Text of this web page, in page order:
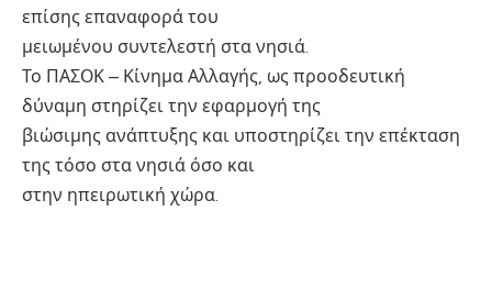
επίσης επαναφορά του
μειωμένου συντελεστή στα νησιά.
Το ΠΑΣΟΚ – Κίνημα Αλλαγής, ως προοδευτική
δύναμη στηρίζει την εφαρμογή της
βιώσιμης ανάπτυξης και υποστηρίζει την επέκταση
της τόσο στα νησιά όσο και
στην ηπειρωτική χώρα.